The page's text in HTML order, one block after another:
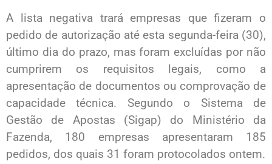
A lista negativa trará empresas que fizeram o
pedido de autorização até esta segunda-feira (30),
último dia do prazo, mas foram excluídas por não
cumprirem os requisitos legais, como a
apresentação de documentos ou comprovação de
capacidade técnica. Segundo o Sistema de
Gestão de Apostas (Sigap) do Ministério da
Fazenda, 180 empresas apresentaram 185
pedidos, dos quais 31 foram protocolados ontem.